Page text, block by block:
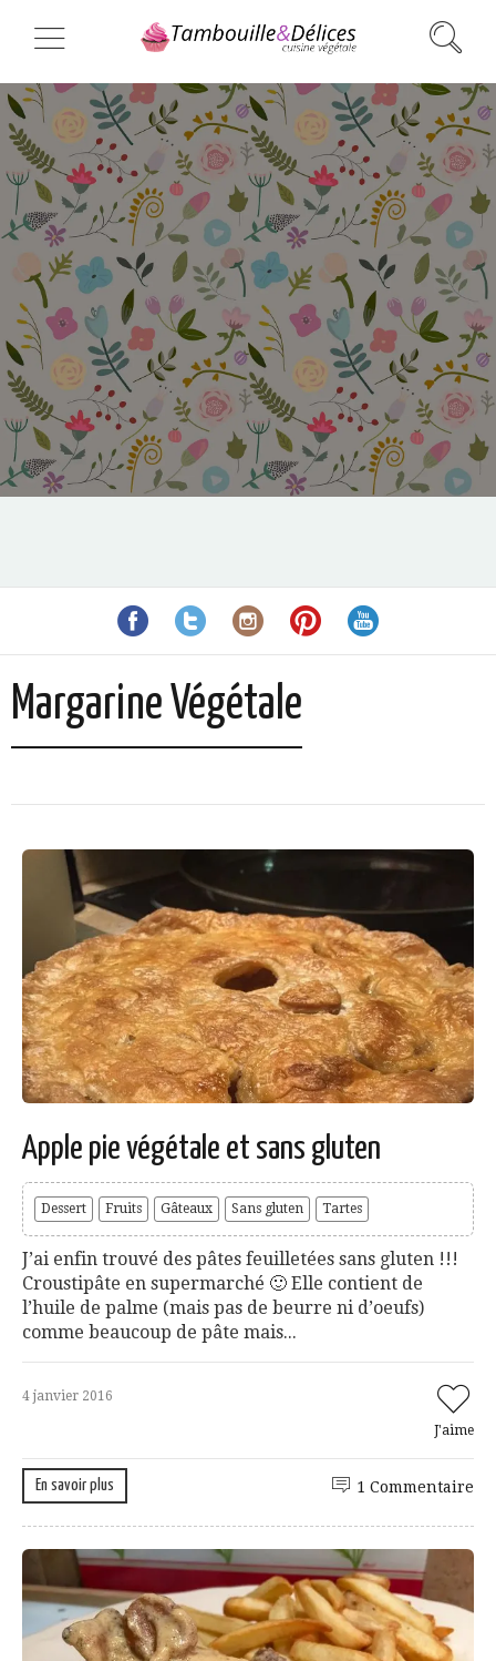
Margarine Végétale
Apple pie végétale et sans gluten
Dessert Fruits Gâteaux Sans gluten Tartes
J’ai enfin trouvé des pâtes feuilletées sans gluten !!!
Croustipâte en supermarché 🙂 Elle contient de
l’huile de palme (mais pas de beurre ni d’oeufs)
comme beaucoup de pâte mais...
4 janvier 2016
J'aime
En savoir plus 1 Commentaire